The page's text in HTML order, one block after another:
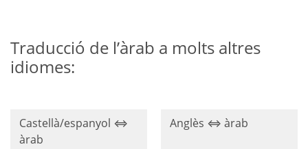
Traducció de l’àrab a molts altres
idiomes:
Castellà/espanyol ⇔
àrab
Anglès ⇔ àrab